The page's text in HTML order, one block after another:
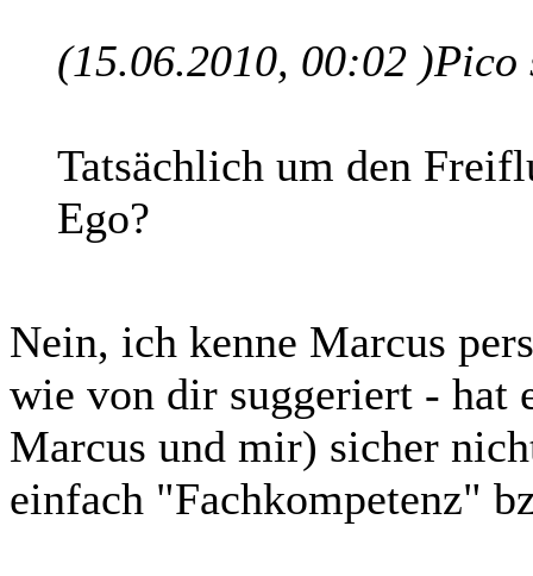
(15.06.2010, 00:02 )
Tatsächlich um den
Ego?
Nein, ich kenne Marcus
wie von dir suggeriert - hat
Marcus und mir) sicher
einfach "Fachkompetenz"